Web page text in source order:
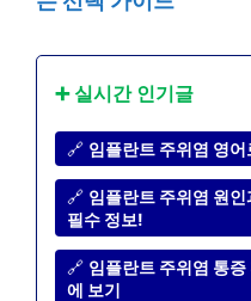
➕ 실시간 인기글
🔗 임플란트 주위염 영
🔗 임플란트 주위염 원
필수 정보!
🔗 임플란트 주위염 통
에 보기